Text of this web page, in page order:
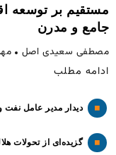
مستقیم بر توسعه
جامع و مدرن
مصطفی سعیدی اصل مهر ۱۵,
ادامه مطلب
دیدار مدیر عامل نفت
گزیده‌ای از تحولات